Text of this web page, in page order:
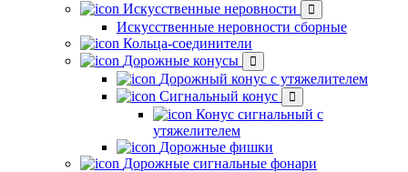
Искусственные неровности
Искусственные неровности сборные
Кольца-соединители
Дорожные конусы
Дорожный конус с утяжелителем
Сигнальный конус
Конус сигнальный с
утяжелителем
Дорожные фишки
Дорожные сигнальные фонари